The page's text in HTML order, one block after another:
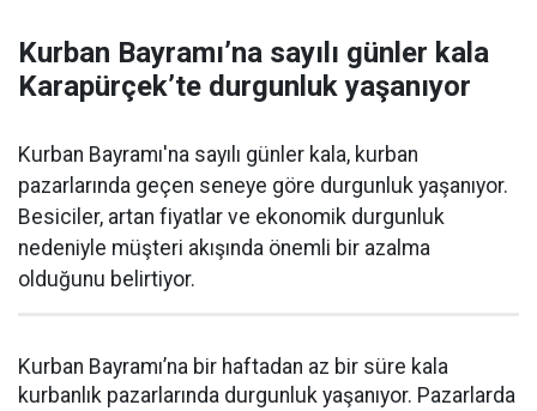
Kurban Bayramı’na sayılı günler kala
Karapürçek’te durgunluk yaşanıyor
Kurban Bayramı'na sayılı günler kala, kurban
pazarlarında geçen seneye göre durgunluk yaşanıyor.
Besiciler, artan fiyatlar ve ekonomik durgunluk
nedeniyle müşteri akışında önemli bir azalma
olduğunu belirtiyor.
Kurban Bayramı’na bir haftadan az bir süre kala
kurbanlık pazarlarında durgunluk yaşanıyor. Pazarlarda